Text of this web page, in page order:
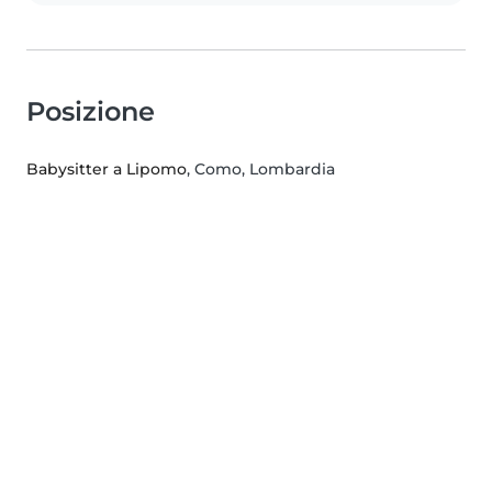
Posizione
Babysitter a Lipomo, Como, Lombardia